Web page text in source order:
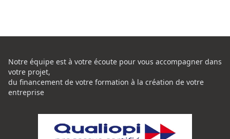
Notre équipe est à votre écoute pour vous accompagner dans
votre projet,
du financement de votre formation à la création de votre
entreprise